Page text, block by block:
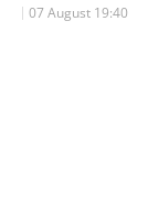
07 August 19:40